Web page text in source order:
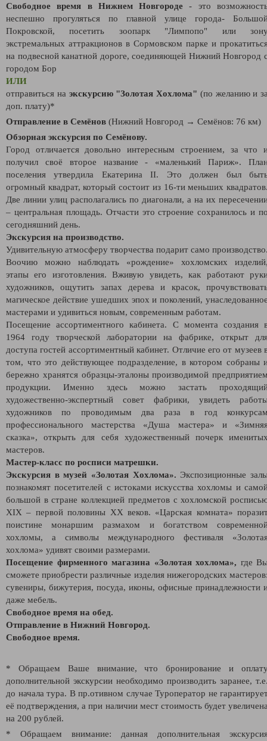
Свободное время в Нижнем Новгороде- это
неспешно прогуляться по главной улице города-
Покровской, посетить зоопарк "Лимпопо" или
экстремальных аттракционов в Сормовском парке и
на подвесной канатной дороге, соединяющей Нижний Новгород
городом Бор
ИЛИ
отправиться на экскурсию "Золотая Хохлома" (по желанию и
доп. плату)*
Отправление в Семёнов (Нижний Новгород → Семёнов: 76 км)
Обзорная экскурсия по Семёнову.
Город отличается довольно интересным строением, за что
получил своё второе название - «маленький Париж».
поселения утвердила Екатерина II. Это должен был
огромный квадрат, который состоит из 16-ти меньших
Две линии улиц располагались по диагонали, а на их
– центральная площадь. Отчасти это строение сохранилось и
сегодняшний день.
Экскурсия на производство.
Удивительную атмосферу творчества подарит само
Воочию можно наблюдать «рождение» хохломских
этапы его изготовления. Вживую увидеть, как работают
художников, ощутить запах дерева и красок,
магическое действие ушедших эпох и поколений,
мастерами и удивиться новым, современным работам.
Посещение ассортиментного кабинета.
С момента создания
1964 году творческой лаборатории на фабрике, открыт
доступа гостей ассортиментный кабинет. Отличие его от музеев
том, что это действующее подразделение, в котором собраны
бережно хранятся образцы-эталоны производимой
продукции. Именно здесь можно застать
художественно-экспертный совет фабрики, увидеть
художников по проводимым два раза в год
профессионального мастерства «Душа мастера» и
сказка», открыть для себя художественный почерк
мастеров.
Мастер-класс по росписи матрешки.
Экскурсия в музей «Золотая Хохлома». Экспозиционные
познакомят посетителей с истоками искусства хохломы и
большой в стране коллекцией предметов с хохломской
XIX – первой половины XX веков. «Царская комната»
поистине монаршим размахом и богатством
хохломы, а символы международного фестиваля
хохлома» удивят своими размерами.
Посещение фирменного магазина «Золотая хохлома», где
сможете приобрести различные изделия нижегородских
сувениры, бижутерия, посуда, иконы, офисные принадлежности
даже мебель.
Свободное время на обед.
Отправление в Нижний Новгород.
Свободное время.
* Обращаем Ваше внимание, что бронирование и
дополнительной экскурсии необходимо производить заранее,
до начала тура. В пр.отивном случае Туроператор не
её подтверждения, а при наличии мест стоимость будет
на 200 рублей.
* Обращаем внимание: данная дополнительная